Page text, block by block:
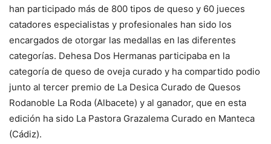
han participado más de 800 tipos de queso y 60 jueces
catadores especialistas y profesionales han sido los
encargados de otorgar las medallas en las diferentes
categorías. Dehesa Dos Hermanas participaba en la
categoría de queso de oveja curado y ha compartido podio
junto al tercer premio de La Desica Curado de Quesos
Rodanoble La Roda (Albacete) y al ganador, que en esta
edición ha sido La Pastora Grazalema Curado en Manteca
(Cádiz).